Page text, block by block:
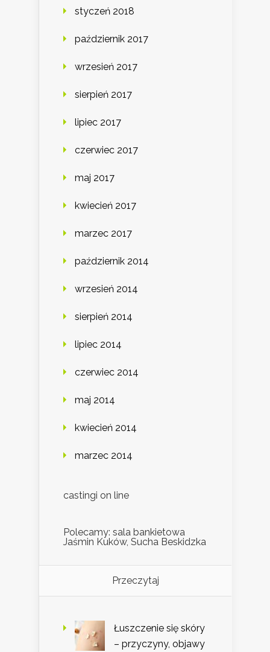
styczeń 2018
październik 2017
wrzesień 2017
sierpień 2017
lipiec 2017
czerwiec 2017
maj 2017
kwiecień 2017
marzec 2017
październik 2014
wrzesień 2014
sierpień 2014
lipiec 2014
czerwiec 2014
maj 2014
kwiecień 2014
marzec 2014
castingi on line
Polecamy: sala bankietowa
Jaśmin Kuków, Sucha Beskidzka
Przeczytaj
Łuszczenie się skóry
– przyczyny, objawy